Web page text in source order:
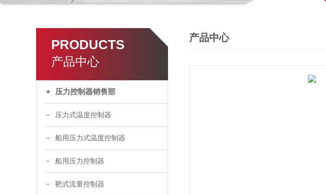
PRODUCTS
产品中心
压力控制器销售部
压力式温度控制器
船用压力式温度控制器
船用压力控制器
靶式流量控制器
产品中心